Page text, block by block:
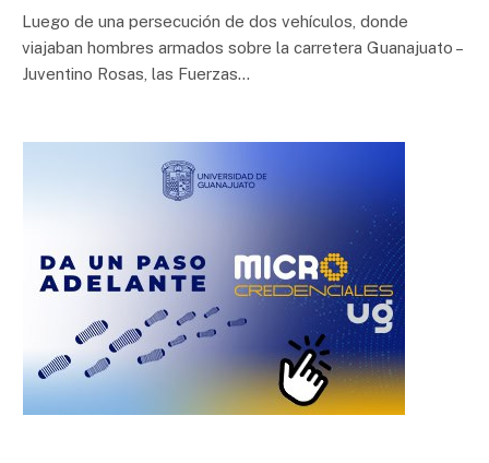
Luego de una persecución de dos vehículos, donde
viajaban hombres armados sobre la carretera Guanajuato –
Juventino Rosas, las Fuerzas…